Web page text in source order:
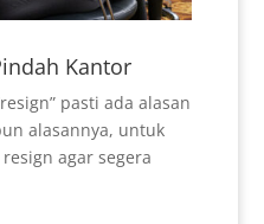
Kantor
pasti ada alasan
alasannya, untuk
agar segera